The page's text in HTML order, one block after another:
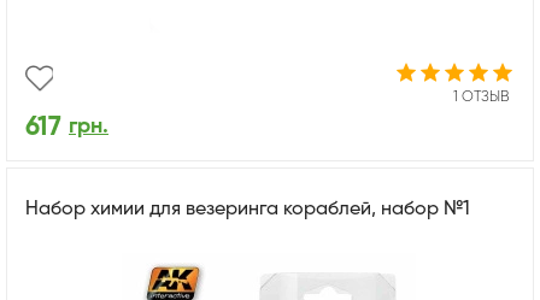
1 ОТЗЫВ
617 грн.
Набор химии для везеринга кораблей, набор №1